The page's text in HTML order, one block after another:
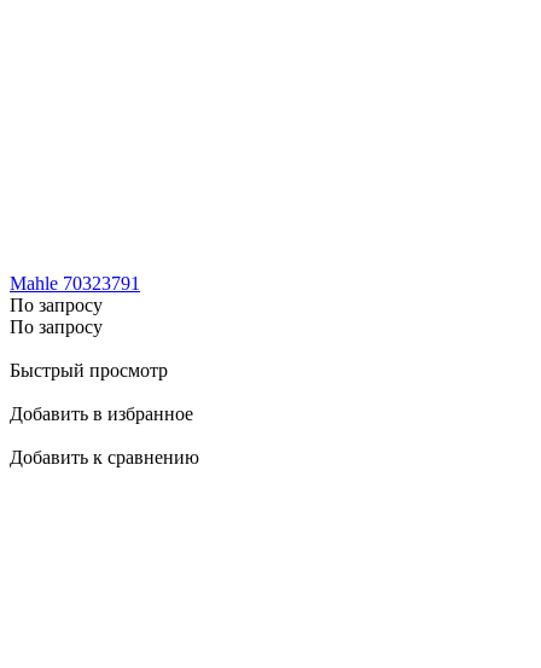
Mahle 70323791
По запросу
По запросу
Быстрый просмотр
Добавить в избранное
Добавить к сравнению